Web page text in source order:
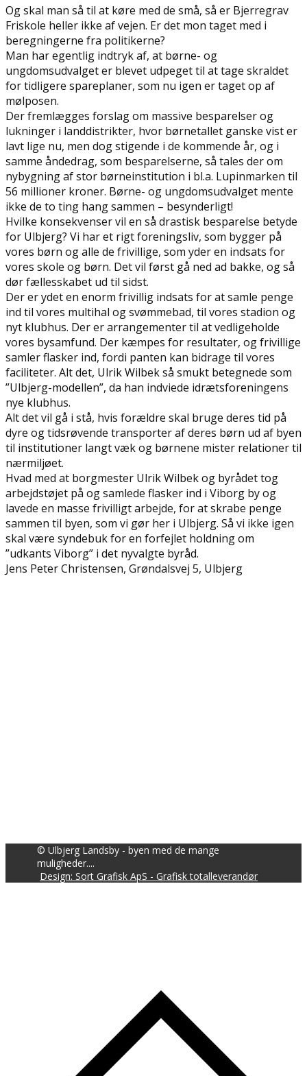
Og skal man så til at køre med de små, så er Bjerregrav
Friskole heller ikke af vejen. Er det mon taget med i
beregningerne fra politikerne?
Man har egentlig indtryk af, at børne- og
ungdomsudvalget er blevet udpeget til at tage skraldet
for tidligere spareplaner, som nu igen er taget op af
mølposen.
Der fremlægges forslag om massive besparelser og
lukninger i landdistrikter, hvor børnetallet ganske vist er
lavt lige nu, men dog stigende i de kommende år, og i
samme åndedrag, som besparelserne, så tales der om
nybygning af stor børneinstitution i bl.a. Lupinmarken til
56 millioner kroner. Børne- og ungdomsudvalget mente
ikke de to ting hang sammen – besynderligt!
Hvilke konsekvenser vil en så drastisk besparelse betyde
for Ulbjerg? Vi har et rigt foreningsliv, som bygger på
vores børn og alle de frivillige, som yder en indsats for
vores skole og børn. Det vil først gå ned ad bakke, og så
dør fællesskabet ud til sidst.
Der er ydet en enorm frivillig indsats for at samle penge
ind til vores multihal og svømmebad, til vores stadion og
nyt klubhus. Der er arrangementer til at vedligeholde
vores bysamfund. Der kæmpes for resultater, og frivillige
samler flasker ind, fordi panten kan bidrage til vores
faciliteter. Alt det, Ulrik Wilbek så smukt betegnede som
”Ulbjerg-modellen”, da han indviede idrætsforeningens
nye klubhus.
Alt det vil gå i stå, hvis forældre skal bruge deres tid på
dyre og tidsrøvende transporter af deres børn ud af byen
til institutioner langt væk og børnene mister relationer til
nærmiljøet.
Hvad med at borgmester Ulrik Wilbek og byrådet tog
arbejdstøjet på og samlede flasker ind i Viborg by og
lavede en masse frivilligt arbejde, for at skrabe penge
sammen til byen, som vi gør her i Ulbjerg. Så vi ikke igen
skal være syndebuk for en forfejlet holdning om
”udkants Viborg” i det nyvalgte byråd.
Jens Peter Christensen, Grøndalsvej 5, Ulbjerg
© Ulbjerg Landsby - byen med de mange
muligheder....
Design: Sort Grafisk ApS - Grafisk totalleverandør